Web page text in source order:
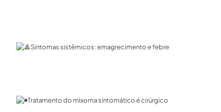
Sintomas sistêmicos: emagrecimento e febre⁣
Tratamento do mixoma sintomático é cirúrgico ⁣